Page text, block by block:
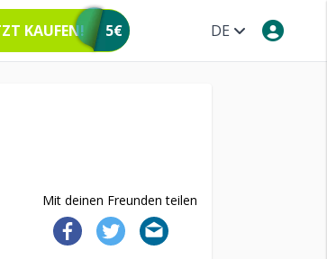
DE
KAUFEN! 5€
Mit deinen Freunden teilen